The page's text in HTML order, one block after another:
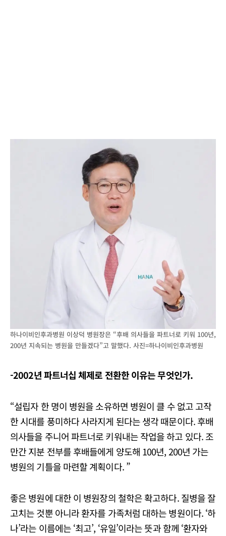
하나이비인후과병원 이상덕 병원장은 “후배 의사들을 파트너로 키워 100년,
200년 지속되는 병원을 만들겠다”고 말했다. 사진=하나이비인후과병원
-2002년 파트너십 체제로 전환한 이유는 무엇인가.
“설립자 한 명이 병원을 소유하면 병원이 클 수 없고 고작
한 시대를 풍미하다 사라지게 된다는 생각 때문이다. 후배
의사들을 주니어 파트너로 키워내는 작업을 하고 있다. 조
만간 지분 전부를 후배들에게 양도해 100년, 200년 가는
병원의 기틀을 마련할 계획이다. ”
좋은 병원에 대한 이 병원장의 철학은 확고하다. 질병을 잘
고치는 것뿐 아니라 환자를 가족처럼 대하는 병원이다. ‘하
나’라는 이름에는 ‘최고’, ‘유일’이라는 뜻과 함께 ‘환자와